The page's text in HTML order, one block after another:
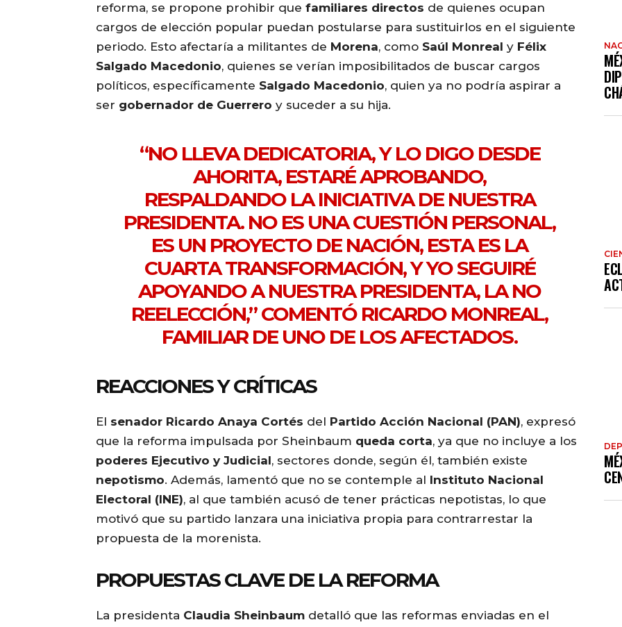
reforma, se propone prohibir que familiares directos de quienes ocupan
cargos de elección popular puedan postularse para sustituirlos en el siguiente
periodo. Esto afectaría a militantes de Morena, como Saúl Monreal y Félix
Salgado Macedonio, quienes se verían imposibilitados de buscar cargos
políticos, específicamente Salgado Macedonio, quien ya no podría aspirar a
ser gobernador de Guerrero y suceder a su hija.
“NO LLEVA DEDICATORIA, Y LO DIGO DESDE
AHORITA, ESTARÉ APROBANDO,
RESPALDANDO LA INICIATIVA DE NUESTRA
PRESIDENTA. NO ES UNA CUESTIÓN PERSONAL,
ES UN PROYECTO DE NACIÓN, ESTA ES LA
CUARTA TRANSFORMACIÓN, Y YO SEGUIRÉ
APOYANDO A NUESTRA PRESIDENTA, LA NO
REELECCIÓN,”COMENTÓ RICARDO MONREAL,
FAMILIAR DE UNO DE LOS AFECTADOS.
REACCIONES Y CRÍTICAS
El senador Ricardo Anaya Cortés del Partido Acción Nacional (PAN), expresó
que la reforma impulsada por Sheinbaum queda corta, ya que no incluye a los
poderes Ejecutivo y Judicial, sectores donde, según él, también existe
nepotismo. Además, lamentó que no se contemple al Instituto Nacional
Electoral (INE), al que también acusó de tener prácticas nepotistas, lo que
motivó que su partido lanzara una iniciativa propia para contrarrestar la
propuesta de la morenista.
PROPUESTAS CLAVE DE LA REFORMA
La presidenta Claudia Sheinbaum detalló que las reformas enviadas en el